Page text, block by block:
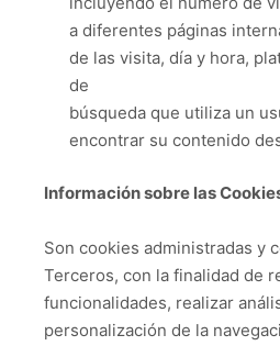
a diferentes páginas
de las visita, día y hora,
de
búsqueda que utiliza un
encontrar su contenido
Información sobre las
Son cookies administradas y
Terceros, con la finalidad de
funcionalidades, realizar
personalización de la